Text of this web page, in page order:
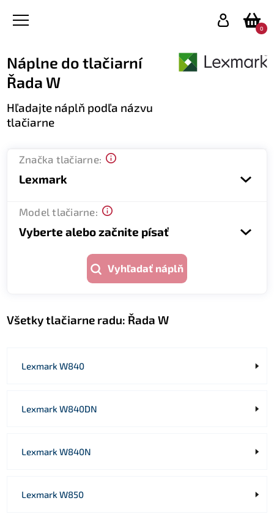
0
Náplne do tlačiarní
Řada W
Hľadajte náplň podľa názvu
tlačiarne
Značka tlačiarne:
Lexmark
Model tlačiarne:
Vyberte alebo začnite písať
Vyhľadať náplň
Všetky tlačiarne radu: Řada W
Lexmark W840
Lexmark W840DN
Lexmark W840N
Lexmark W850